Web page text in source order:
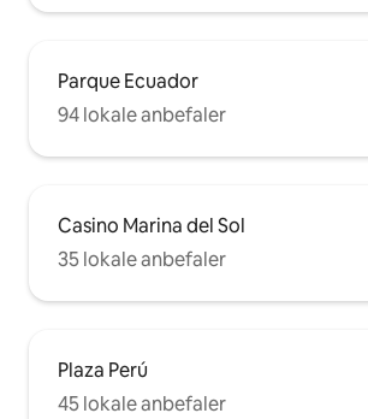
Parque Ecuador
94 lokale anbefaler
Casino Marina del Sol
35 lokale anbefaler
Plaza Perú
45 lokale anbefaler